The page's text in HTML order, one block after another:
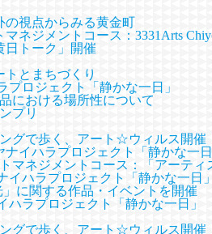
の視点からみる黄金町
ネジメントコース：3331Arts
日トーク」開催
トとまちづくり
プロジェクト「静かな一日」
における場所性について
プリ
グで歩く、アート☆ウィルス開催
イハラプロジェクト「静かな一日
マネジメントコース：「アーティ
イハラプロジェクト「静かな一日」
に関する作品・イベントを開催
ハラプロジェクト「静かな一日」
グで歩く、アート☆ウィルス開催